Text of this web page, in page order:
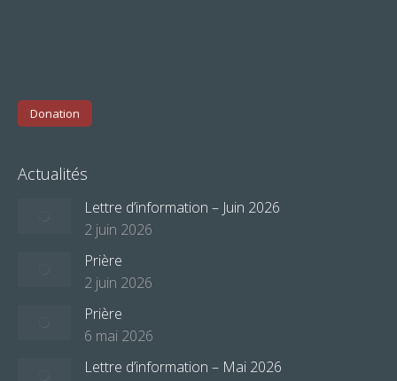
Donation
Actualités
Lettre d’information – Juin 2026
2 juin 2026
Prière
2 juin 2026
Prière
6 mai 2026
Lettre d’information – Mai 2026